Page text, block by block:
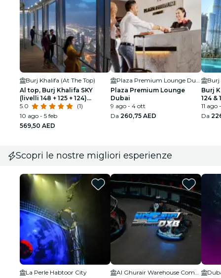
Burj Khalifa (At The Top)
Al top, Burj Khalifa SKY
(livelli 148 + 125 + 124)
biglietto d'ingresso
5.0
(1)
10 ago - 5 feb
569,50 AED
Plaza Premium Lounge Dubai
Plaza Premium Lounge
Dubai
9 ago - 4 ott
Da 260,75 AED
Burj
Burj
124 &
11 ago
Da
Scopri le nostre migliori esperienze
La Perle Habtoor City
Al Ghurair Warehouse Complex